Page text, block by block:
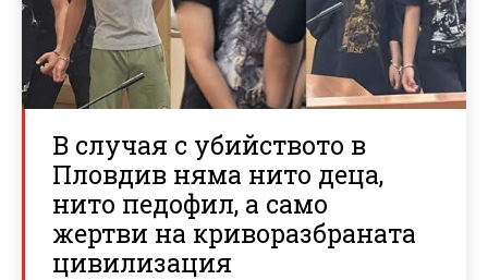
В случая с убийството в
Пловдив няма нито деца,
нито педофил, а само
жертви на криворазбраната
цивилизация